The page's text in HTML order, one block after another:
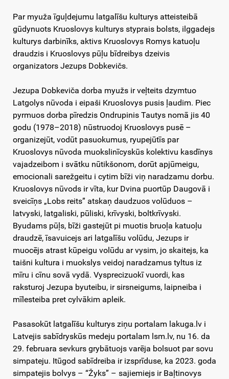
Par myuža īguļdejumu latgalīšu kulturys atteisteibā
gūdynuots Kruoslovys kulturys styprais bolsts, ilggadejs
kulturys darbinīks, aktivs Kruoslovys Romys katuoļu
draudzis i Kruoslovys pūļu bīdreibys dzeivis
organizators Jezups Dobkevičs.
Jezupa Dobkeviča dorba myužs ir veļteits dzymtuo
Latgolys nūvoda i eipaši Kruoslovys pusis ļaudim. Piec
pyrmuos dorba pīredzis Ondrupinis Tautys nomā jis 40
godu (1978–2018) nūstruodoj Kruoslovys pusē –
organizejūt, vodūt pasuokumus, ryupejūtīs par
Kruoslovys nūvoda muokslinīcyskūs kolektivu kasdīnys
vajadzeibom i svātku nūtikšonom, dorūt apjūmeigu,
emocionali sarežgeitu i cytim bīži viņ naradzamu dorbu.
Kruoslovys nūvods ir vīta, kur Dvina puortūp Daugovā i
sveicīņs „Lobs reits” atskaņ daudzuos volūduos –
latvyski, latgaliski, pūliski, krīvyski, boltkrīvyski.
Byudams pūļs, bīži gastejūt pi muotis bruoļa katuoļu
draudzē, īsavuicejs ari latgalīšu volūdu, Jezups ir
muocējs atrast kūpeigu volūdu ar vysim, jo skaitejs, ka
taišni kultura i muokslys veidoj naradzamus tyltus iz
mīru i cīnu sovā vydā. Vysprecizuokī vuordi, kas
raksturoj Jezupa byuteibu, ir sirsneigums, laipneiba i
mīlesteiba pret cylvākim apleik.
Pasasokūt latgalīšu kulturys ziņu portalam lakuga.lv i
Latvejis sabīdryskūs medeju portalam lsm.lv, nu 16. da
29. februara sevkurs grybātuojs varēja bolsuot par sovu
simpateju. Itūgod sabīdreiba ir izsprīduse, ka 2023. goda
simpatejis bolvys – “Žyks” – sajiemiejs ir Baļtinovys